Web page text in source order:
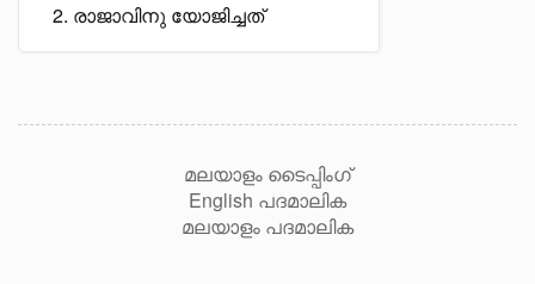
രാജാവിനു യോജിച്ചത്
മലയാളം ടൈപ്പിംഗ്
English പദമാലിക
മലയാളം പദമാലിക